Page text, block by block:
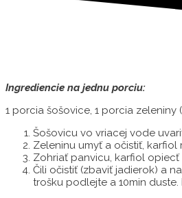
Ingrediencie na jednu porciu:
1 porcia šošovice, 1 porcia
Šošovicu vo vriacej vode
Zeleninu umyť a očistiť,
Zohriať panvicu, karfiol
Čili očistiť (zbaviť jadierok) a
trošku podlejte a 10min